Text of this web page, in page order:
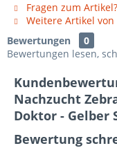
Fragen zum Artikel?
Weitere Artikel von
Bewertungen
0
Bewertungen lesen,
Nachzucht
Doktor - Gelber
Bewertung